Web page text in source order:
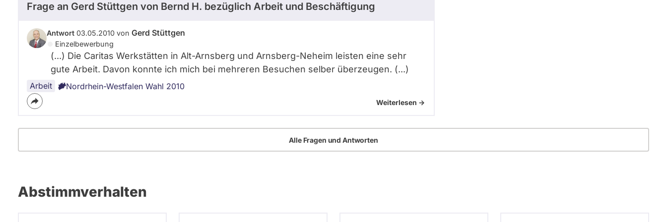
Frage an Gerd Stüttgen von Bernd H. bezüglich Arbeit und Beschäftigung
Antwort 03.05.2010 von Gerd Stüttgen
Einzelbewerbung
(...) Die Caritas Werkstätten in Alt-Arnsberg und Arnsberg-Neheim leisten eine sehr
gute Arbeit. Davon konnte ich mich bei mehreren Besuchen selber überzeugen. (...)
Arbeit Nordrhein-Westfalen Wahl 2010
Weiterlesen ->
Alle Fragen und Antworten
Abstimmverhalten